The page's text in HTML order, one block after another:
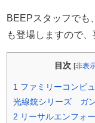
BEEPスタッフでも
も登場しますので、
目次 [非表
1 ファミリーコンピ
光線銃シリーズ ガ
2 リーサルエンフォ